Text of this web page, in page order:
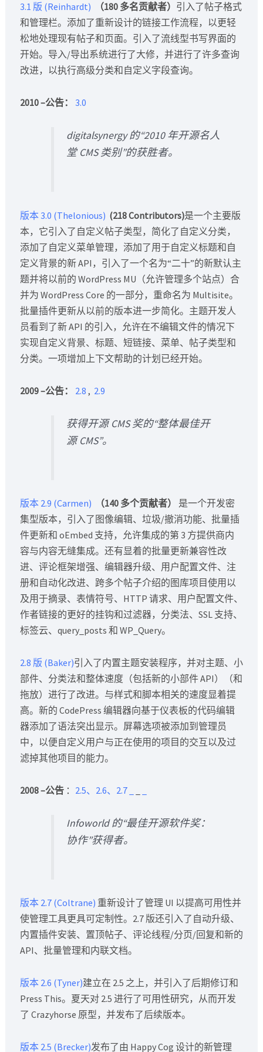
3.1 版 (Reinhardt) （180 多名贡献者） 引入了帖子格式
和管理栏。添加了重新设计的链接工作流程，以更轻
松地处理现有帖子和页面。引入了流线型书写界面的
开始。导入/导出系统进行了大修，并进行了许多查询
改进，以执行高级分类和自定义字段查询。
2010 –公告： 3.0
digitalsynergy 的“2010 年开源名人
堂 CMS 类别”的获胜者。
版本 3.0 (Thelonious) (218 Contributors)是一个主要版
本，它引入了自定义帖子类型，简化了自定义分类，
添加了自定义菜单管理，添加了用于自定义标题和自
定义背景的新 API，引入了一个名为“二十”的新默认主
题并将以前的 WordPress MU（允许管理多个站点）合
并为 WordPress Core 的一部分，重命名为 Multisite。
批量插件更新从以前的版本进一步简化。主题开发人
员看到了新 API 的引入，允许在不编辑文件的情况下
实现自定义背景、标题、短链接、菜单、帖子类型和
分类。一项增加上下文帮助的计划已经开始。
2009 –公告： 2.8 , 2.9
获得开源 CMS 奖的“整体最佳开
源 CMS”。
版本 2.9 (Carmen) （140 多个贡献者）
是一个开发密
集型版本，引入了图像编辑、垃圾/撤消功能、批量插
件更新和 oEmbed 支持，允许集成的第 3 方提供商内
容与内容无缝集成。还有显着的批量更新兼容性改
进、评论框架增强、编辑器升级、用户配置文件、注
册和自动化改进、跨多个帖子介绍的图库项目使用以
及用于摘录、表情符号、HTTP 请求、用户配置文件、
作者链接的更好的挂钩和过滤器，分类法、SSL 支持、
标签云、query_posts 和 WP_Query。
2.8 版 (Baker)引入了内置主题安装程序，并对主题、小
部件、分类法和整体速度（包括新的小部件 API）（和
拖放）进行了改进。与样式和脚本相关的速度显着提
高。新的 CodePress 编辑器向基于仪表板的代码编辑
器添加了语法突出显示。屏幕选项被添加到管理员
中，以便自定义用户与正在使用的项目的交互以及过
滤掉其他项目的能力。
2008 –公告： 2.5、2.6、2.7
Infoworld 的“最佳开源软件奖：
协作”获得者。
版本 2.7 (Coltrane) 重新设计了管理 UI 以提高可用性并
使管理工具更具可定制性。2.7 版还引入了自动升级、
内置插件安装、置顶帖子、评论线程/分页/回复和新的
API、批量管理和内联文档。
版本 2.6 (Tyner)建立在 2.5 之上，并引入了后期修订和
Press This。夏天对 2.5 进行了可用性研究，从而开发
了 Crazyhorse 原型，并发布了后续版本。
版本 2.5 (Brecker)发布了由 Happy Cog 设计的新管理